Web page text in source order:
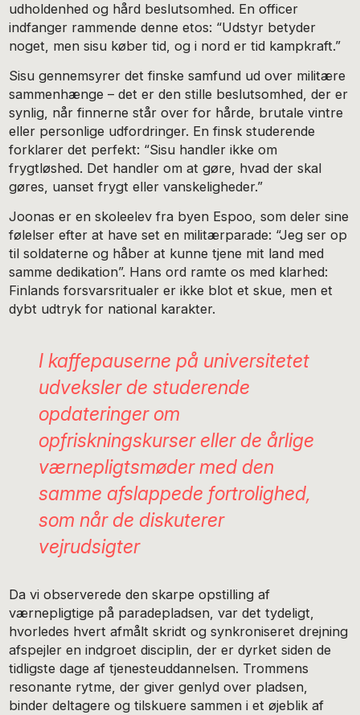
udholdenhed og hård beslutsomhed. En officer
indfanger rammende denne etos: “Udstyr betyder
noget, men sisu køber tid, og i nord er tid kampkraft.”
Sisu gennemsyrer det finske samfund ud over militære
sammenhænge – det er den stille beslutsomhed, der er
synlig, når finnerne står over for hårde, brutale vintre
eller personlige udfordringer. En finsk studerende
forklarer det perfekt: “Sisu handler ikke om
frygtløshed. Det handler om at gøre, hvad der skal
gøres, uanset frygt eller vanskeligheder.”
Joonas er en skoleelev fra byen Espoo, som deler sine
følelser efter at have set en militærparade: “Jeg ser op
til soldaterne og håber at kunne tjene mit land med
samme dedikation”. Hans ord ramte os med klarhed:
Finlands forsvarsritualer er ikke blot et skue, men et
dybt udtryk for national karakter.
I kaffepauserne på universitetet
udveksler de studerende
opdateringer om
opfriskningskurser eller de årlige
værnepligtsmøder med den
samme afslappede fortrolighed,
som når de diskuterer
vejrudsigter
Da vi observerede den skarpe opstilling af
værnepligtige på paradepladsen, var det tydeligt,
hvorledes hvert afmålt skridt og synkroniseret drejning
afspejler en indgroet disciplin, der er dyrket siden de
tidligste dage af tjenesteuddannelsen. Trommens
resonante rytme, der giver genlyd over pladsen,
binder deltagere og tilskuere sammen i et øjeblik af